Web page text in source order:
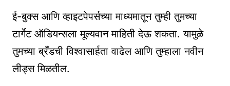
ई-बुक्स आणि व्हाइटपेपर्सच्या माध्यमातून तुम्ही तुमच्या
टार्गेट ऑडियन्सला मूल्यवान माहिती देऊ शकता. यामुळे
तुमच्या ब्रँडची विश्वासार्हता वाढेल आणि तुम्हाला नवीन
लीड्स मिळतील.